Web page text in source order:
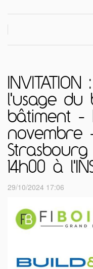
l'usage du
bâtiment -
novembre
14h00 à
29/10/2024 17:06